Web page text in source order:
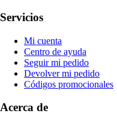
Servicios
Mi cuenta
Centro de ayuda
Seguir mi pedido
Devolver mi pedido
Códigos promocionales
Acerca de